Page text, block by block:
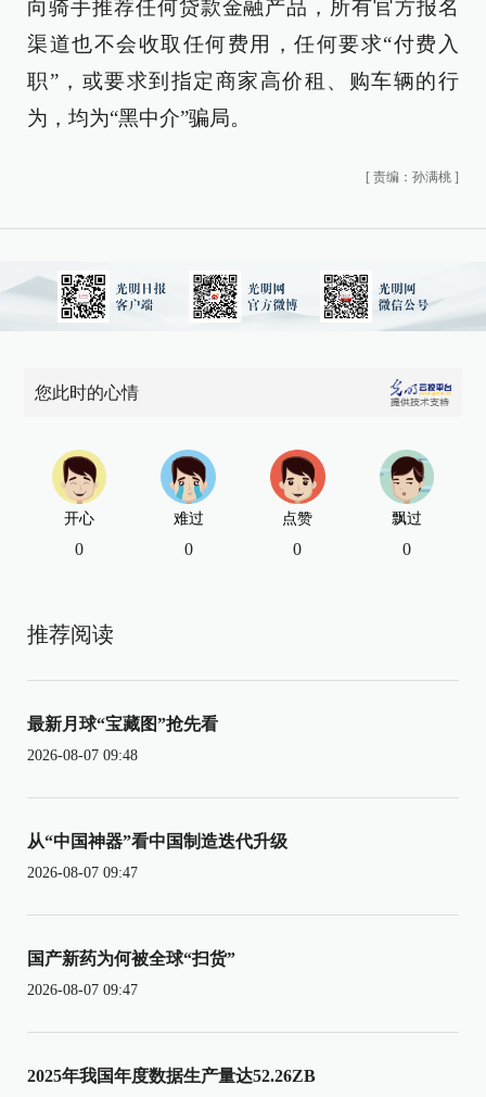
向骑手推荐任何贷款金融产品，所有官方报名
渠道也不会收取任何费用，任何要求“付费入
职”，或要求到指定商家高价租、购车辆的行
为，均为“黑中介”骗局。
[ 责编：孙满桃 ]
您此时的心情
开心
0
难过
0
点赞
0
飘过
0
推荐阅读
最新月球“宝藏图”抢先看
2026-08-07 09:48
从“中国神器”看中国制造迭代升级
2026-08-07 09:47
国产新药为何被全球“扫货”
2026-08-07 09:47
2025年我国年度数据生产量达52.26ZB